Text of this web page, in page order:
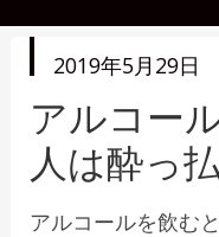
投
日
2019年5月29日
アルコー
人は酔っ
アルコールを飲む